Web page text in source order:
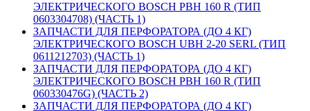
ЭЛЕКТРИЧЕСКОГО BOSCH PBH 160 R (ТИП
0603304708) (ЧАСТЬ 1)
ЗАПЧАСТИ ДЛЯ ПЕРФОРАТОРА (ДО 4 КГ)
ЭЛЕКТРИЧЕСКОГО BOSCH UBH 2-20 SERL (ТИП
0611212703) (ЧАСТЬ 1)
ЗАПЧАСТИ ДЛЯ ПЕРФОРАТОРА (ДО 4 КГ)
ЭЛЕКТРИЧЕСКОГО BOSCH PBH 160 R (ТИП
060330476G) (ЧАСТЬ 2)
ЗАПЧАСТИ ДЛЯ ПЕРФОРАТОРА (ДО 4 КГ)